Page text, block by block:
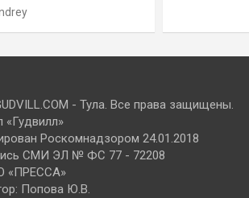
- Тула. Все права защищены.
«Гудвилл»
Роскомнадзором 24.01.2018
СМИ ЭЛ № ФС 77 - 72208
«ПРЕССА»
Попова Ю.В.